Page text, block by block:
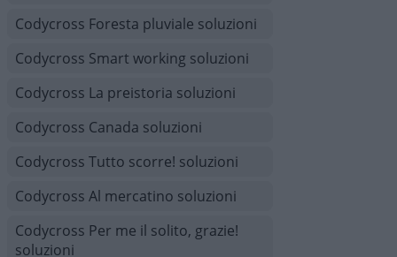
Codycross Foresta pluviale soluzioni
Codycross Smart working soluzioni
Codycross La preistoria soluzioni
Codycross Canada soluzioni
Codycross Tutto scorre! soluzioni
Codycross Al mercatino soluzioni
Codycross Per me il solito, grazie!
soluzioni